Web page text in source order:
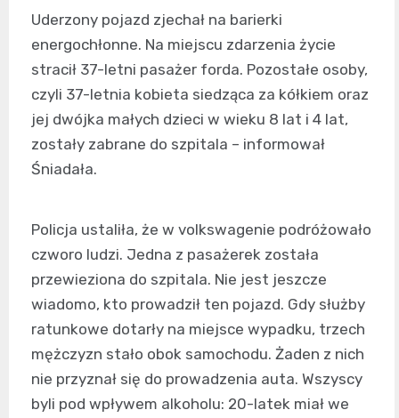
Uderzony pojazd zjechał na barierki
energochłonne. Na miejscu zdarzenia życie
stracił 37-letni pasażer forda. Pozostałe osoby,
czyli 37-letnia kobieta siedząca za kółkiem oraz
jej dwójka małych dzieci w wieku 8 lat i 4 lat,
zostały zabrane do szpitala – informował
Śniadała.
Policja ustaliła, że w volkswagenie podróżowało
czworo ludzi. Jedna z pasażerek została
przewieziona do szpitala. Nie jest jeszcze
wiadomo, kto prowadził ten pojazd. Gdy służby
ratunkowe dotarły na miejsce wypadku, trzech
mężczyzn stało obok samochodu. Żaden z nich
nie przyznał się do prowadzenia auta. Wszyscy
byli pod wpływem alkoholu: 20-latek miał we